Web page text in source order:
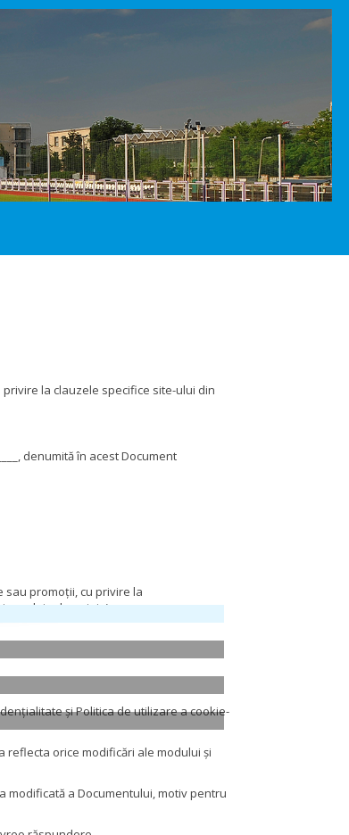
la clauzele specifice site-ului din
denumită în acest Document
sau promoții, cu privire la
sondaje de opinie).
și Politica de utilizare a cookie-
reflecta orice modificări ale modului și
modificată a Documentului, motiv pentru